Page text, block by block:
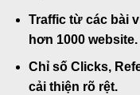
Traffic từ các bài
hơn 1000 website.
Chỉ số Clicks,
cải thiện rõ rệt.